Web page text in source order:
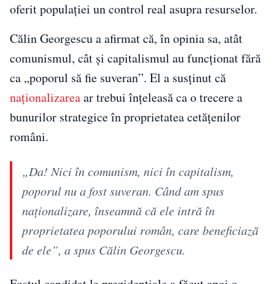
oferit populației un control real asupra resurselor.
Călin Georgescu a afirmat că, în opinia sa, atât
comunismul, cât și capitalismul au funcționat fără
ca „poporul să fie suveran”. El a susținut că
naționalizareaar trebui înțeleasă ca o trecere a
bunurilor strategice în proprietatea cetățenilor
români.
„Da! Nici în comunism, nici în capitalism,
poporul nu a fost suveran. Când am spus
naționalizare, înseamnă că ele intră în
proprietatea poporului român, care beneficiază
de ele”, a spus Călin Georgescu.